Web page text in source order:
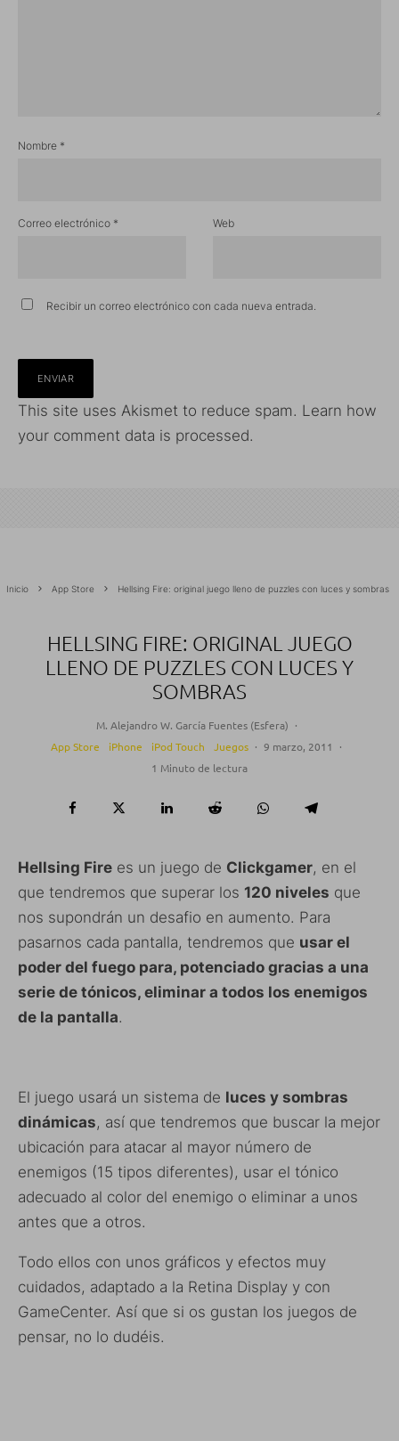
Nombre *
Correo electrónico * Web
Recibir un correo electrónico con cada nueva entrada.
This site uses Akismet to reduce spam. Learn how
your comment data is processed.
Inicio App Store Hellsing Fire: original juego lleno de puzzles con luces y sombras
HELLSING FIRE: ORIGINAL JUEGO
LLENO DE PUZZLES CON LUCES Y
SOMBRAS
M. Alejandro W. García Fuentes (Esfera) ·
App Store
iPhone iPod Touch Juegos · 9 marzo, 2011
·
1 Minuto de lectura
Hellsing Fire es un juego de Clickgamer, en el
que tendremos que superar los 120 niveles que
nos supondrán un desafio en aumento. Para
pasarnos cada pantalla, tendremos que usar el
poder del fuego para, potenciado gracias a una
serie de tónicos, eliminar a todos los enemigos
de la pantalla.
El juego usará un sistema de luces y sombras
dinámicas, así que tendremos que buscar la mejor
ubicación para atacar al mayor número de
enemigos (15 tipos diferentes), usar el tónico
adecuado al color del enemigo o eliminar a unos
antes que a otros.
Todo ellos con unos gráficos y efectos muy
cuidados, adaptado a la Retina Display y con
GameCenter. Así que si os gustan los juegos de
pensar, no lo dudéis.